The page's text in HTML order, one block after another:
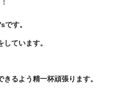
です。
ています。
るよう精一杯頑張ります。